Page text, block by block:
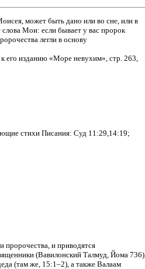
может быть дано или во сне, или в
Мои: если бывает у вас пророк
легли в основу
его изданию «Море невухим», стр. 263,
стихи Писания: Суд 11:29,14:19;
пророчества, и приводятся
(Вавилонский Талмуд, Йома 736),
(там же, 15:1–2), а также Валаам